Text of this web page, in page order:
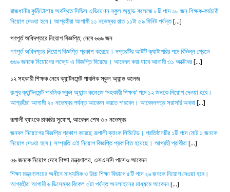
রাজধানীর কুর্মিটোলায় অবস্থিত সিভিল এভিয়েশন স্কুল অ্যান্ড কলেজে ৮টি পদে ১৮ জন শিক্ষক-কর্মচারী
নিয়োগ দেওয়া হবে। আগ্রহীরা আগামী ১১ নভেম্বর রাত ১১টা ৫৯ মিনিট পর্যন্ত[...]
গণপূর্ত অধিদপ্তরে নিয়োগ বিজ্ঞপ্তি, নেবে ৬৬৯ জন
গণপূর্ত অধিদপ্তর নিয়োগ বিজ্ঞপ্তি প্রকাশ করেছে। দপ্তরটির আটটি ক্যাটাগরির পদে বিভিন্ন গ্রেডে
৬৬৯ জনকে নিয়োগের লক্ষ্যে এ বিজ্ঞপ্তি দিয়েছে। আবেদন করা যাবে আগামী ৩১ অক্টোবর[...]
১২ সহকারী শিক্ষক নেবে ক্যান্টনমেন্ট পাবলিক স্কুল অ্যান্ড কলেজ
রংপুর ক্যান্টনমেন্ট পাবলিক স্কুল অ্যান্ড কলেজে ‘সহকারী শিক্ষক’ পদে ১২ জনকে নিয়োগ দেওয়া হবে।
আগ্রহীরা আগামী ২০ নভেম্বর পর্যন্ত আবেদন করতে পারবেন। আবেদনপত্র সরাসরি অথবা[...]
রূপালী ব্যাংকে চাকরির সুযোগ, আবেদন শেষ ৩০ নভেম্বর
জনবল নিয়োগের বিজ্ঞপ্তি প্রকাশ করেছে রূপালী ব্যাংক লিমিটেড। প্রতিষ্ঠানটির ১টি পদে মোট ১ জনকে
নিয়োগ দেওয়া হবে। সম্প্রতি এই নিয়োগ বিজ্ঞপ্তি প্রকাশিত হয়েছে। আগ্রহী প্রার্থীরা[...]
২৬ জনকে নিয়োগ দেবে শিক্ষা মন্ত্রণালয়, এসএসসি পাসেও আবেদন
শিক্ষা মন্ত্রণালয়ের অধীনে মাধ্যমিক ও উচ্চ শিক্ষা বিভাগে ৫টি পদে ২৬ জনকে নিয়োগ দেওয়া হবে।
আগ্রহীরা আগামী ৬ ডিসেম্বর বিকেল ৫টা পর্যন্ত অনলাইনের মাধ্যমে আবেদন[...]